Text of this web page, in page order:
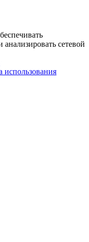
сетевой
использования